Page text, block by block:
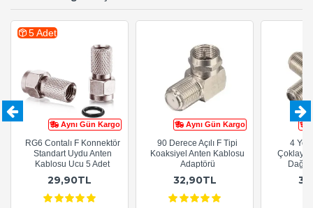
Aynı Gün Kargo
5 Adet
RG6 Contalı F Konnektör
Standart Uydu Anten
Kablosu Ucu 5 Adet
29,90TL
Aynı Gün Kargo
90 Derece Açılı F Tipi
Koaksiyel Anten Kablosu
Adaptörü
32,90TL
4